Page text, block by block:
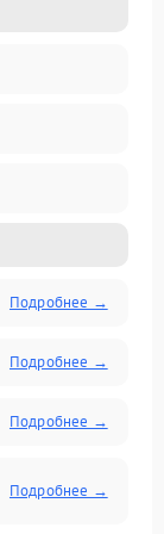
Подробнее →
Подробнее →
Подробнее →
Подробнее →